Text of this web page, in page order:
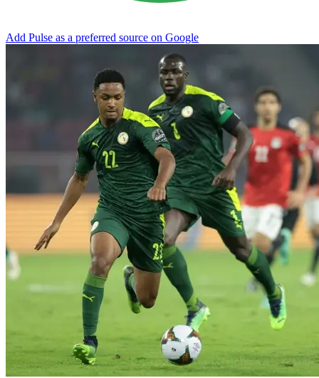
Add Pulse as a preferred source on Google